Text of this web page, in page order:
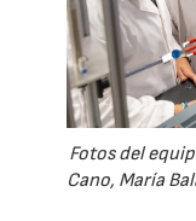
Fotos del
Cano, María